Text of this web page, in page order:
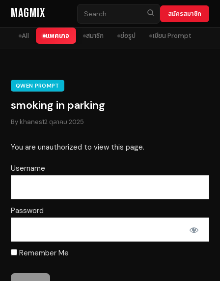
Skip to content
MagMix สมัครสมาชิก
All แพคเกจ สมาชิก ย่อรูป เขียน Prompt
QWEN PROMPT
smoking in parking
By khanes12 ตุลาคม 2025
You are unauthorized to view this page.
Username
Password
Remember Me